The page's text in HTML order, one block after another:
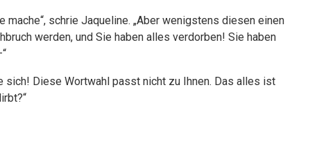
schrie Jaqueline. „Aber wenigstens diesen einen
werden, und Sie haben alles verdorben! Sie haben
sich! Diese Wortwahl passt nicht zu Ihnen. Das alles ist